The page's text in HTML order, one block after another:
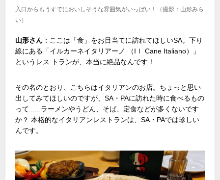
入口からもうすでにおいしそうな雰囲気がいっぱい！（撮影：山形みら
い）
山形さん ：ここは「食」をお目当てに訪れてほしいSA。下り
線にある「イルカーネイタリアーノ （I ｌCane Italiano）」
というレス トランが、本当に絶品なんです！
その名のとおり、こちらはイタリアンのお店。ちょっと思い
出してみてほしいのですが、SA ・ PAに訪れた時に食べるもの
って......ラーメンやうどん、そば、定食などが多くないです
か？ 本格的なイタリアンレストランは、SA ・ PAでは珍しい
んです。